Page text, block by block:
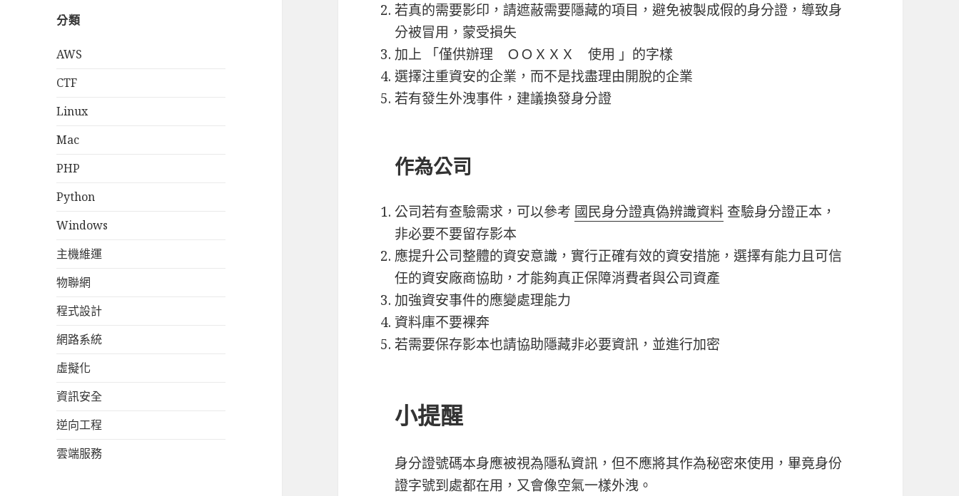
分類
AWS
CTF
Linux
Mac
PHP
Python
Windows
主機維運
物聯網
程式設計
網路系統
虛擬化
資訊安全
逆向工程
雲端服務
若真的需要影印，請遮蔽需要隱藏的項目，避免被製成假的身分證，導致身
分被冒用，蒙受損失
加上 「僅供辦理 ＯＯＸＸＸ 使用 」的字樣
選擇注重資安的企業，而不是找盡理由開脫的企業
若有發生外洩事件，建議換發身分證
作為公司
公司若有查驗需求，可以參考 國民身分證真偽辨識資料 查驗身分證正本，
非必要不要留存影本
應提升公司整體的資安意識，實行正確有效的資安措施，選擇有能力且可信
任的資安廠商協助，才能夠真正保障消費者與公司資產
加強資安事件的應變處理能力
資料庫不要裸奔
若需要保存影本也請協助隱藏非必要資訊，並進行加密
小提醒
身分證號碼本身應被視為隱私資訊，但不應將其作為秘密來使用，畢竟身份
證字號到處都在用，又會像空氣一樣外洩。